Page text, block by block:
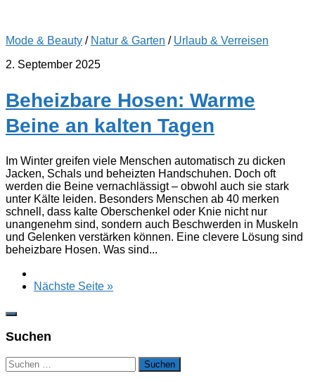
Mode & Beauty / Natur & Garten / Urlaub & Verreisen
2. September 2025
Beheizbare Hosen: Warme
Beine an kalten Tagen
Im Winter greifen viele Menschen automatisch zu dicken
Jacken, Schals und beheizten Handschuhen. Doch oft
werden die Beine vernachlässigt – obwohl auch sie stark
unter Kälte leiden. Besonders Menschen ab 40 merken
schnell, dass kalte Oberschenkel oder Knie nicht nur
unangenehm sind, sondern auch Beschwerden in Muskeln
und Gelenken verstärken können. Eine clevere Lösung sind
beheizbare Hosen. Was sind...
Nächste Seite »
Suchen
Suchen
nach: